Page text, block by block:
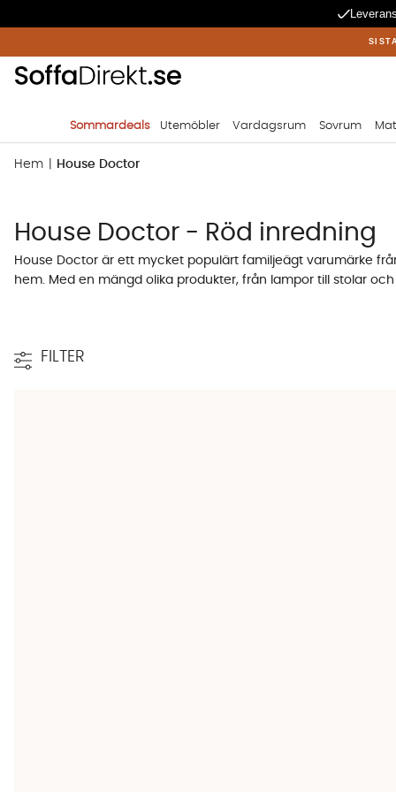
Sommardeals Utemöbler Vardagsrum Sovrum
Hem House Doctor
House Doctor - Röd inredning
House Doctor är ett mycket populärt familjeägt varumärke
hem. Med en mängd olika produkter, från lampor till stolar
FILTER